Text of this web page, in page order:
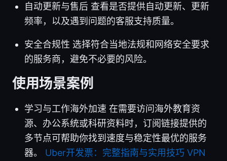
自动更新与售后 查看是否提供自动更新、更新
频率，以及遇到问题的客服支持质量。
安全合规性 选择符合当地法规和网络安全要求
的服务商，避免不必要的风险。
使用场景案例
学习与工作海外加速 在需要访问海外教育资
源、办公系统或科研资料时，订阅链接提供的
多节点可帮助你找到速度与稳定性最优的服务
器。 Uber开发票：完整指南与实用技巧 VPN